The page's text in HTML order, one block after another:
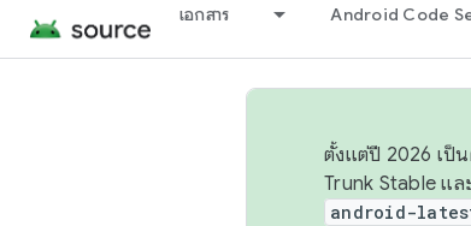
เอกสาร Android Code
ตั้งแต่ปี 2026 เป็น
Trunk Stable แล
android-